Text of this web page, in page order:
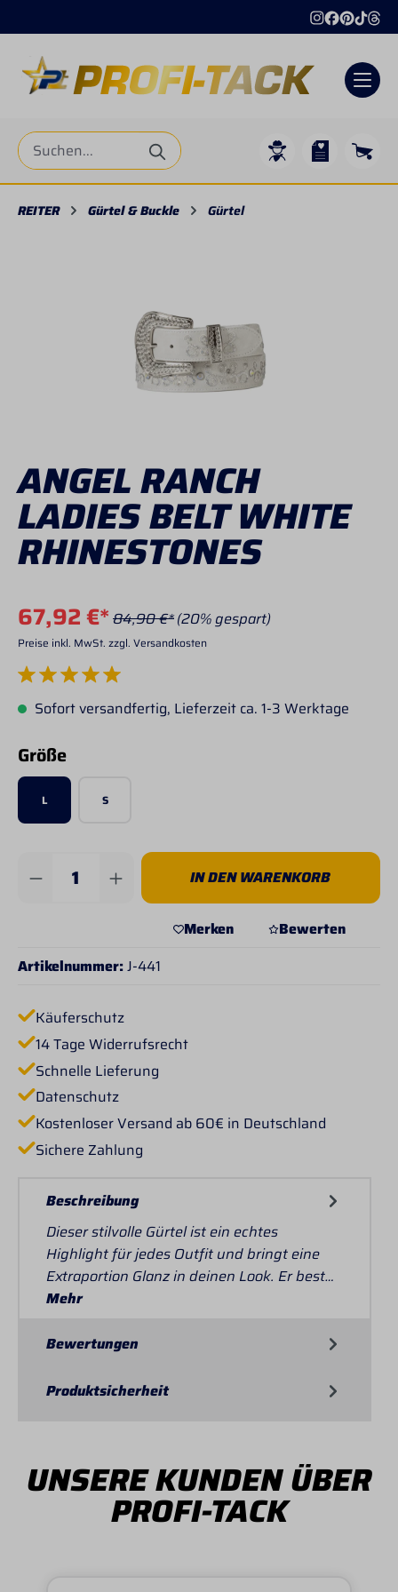
REITER Gürtel & Buckle Gürtel
ANGEL RANCH
LADIES BELT WHITE
RHINESTONES
67,92 €* 84,90 €*(20% gespart)
Preise inkl. MwSt. zzgl. Versandkosten
Durchschnittliche Bewertung von 5 von 5 Sternen
Sofort versandfertig, Lieferzeit ca. 1-3 Werktage
Größeauswählen
L S
Produkt Anzahl: Gib den gewünschten
IN DEN WARENKORB
Merken
Bewerten
Artikelnummer:J-441
Käuferschutz
14 Tage Widerrufsrecht
Schnelle Lieferung
Datenschutz
Kostenloser Versand ab 60€ in Deutschland
Sichere Zahlung
Beschreibung
Dieser stilvolle Gürtel ist ein echtes
Highlight für jedes Outfit und bringt eine
Extraportion Glanz in deinen Look. Er best…
Mehr
Bewertungen
Produktsicherheit
UNSERE KUNDEN ÜBER
PROFI-TACK